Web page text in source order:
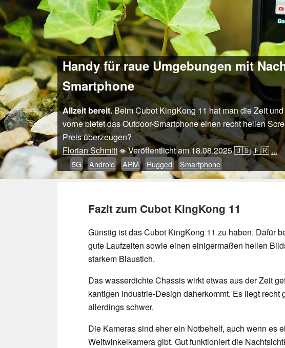
Handy für raue Umgebungen mit
Smartphone
Allzeit bereit.Beim Cubot KingKong 11 hat man die Zeit
vorne bietet das Outdoor-Smartphone einen recht hellen
Preis überzeugen?
Florian Schmitt 👁 Veröffentlicht am18.08.2025🇺🇸🇫🇷...
5G Android ARM Rugged Smartphone
Fazit zum Cubot KingKong 11
Günstig ist das Cubot KingKong 11 zu haben. Dafür
gute Laufzeiten sowie einen einigermaßen hellen
starkem Blaustich.
Das wasserdichte Chassis wirkt etwas aus der Zeit
kantigen Industrie-Design daherkommt. Es liegt recht
allerdings schwer.
Die Kameras sind eher ein Notbehelf, auch wenn es
Weitwinkelkamera gibt. Gut funktioniert die